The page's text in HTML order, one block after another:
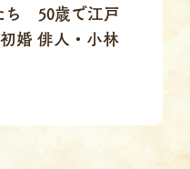
ち 50歳で江戸
婚 俳人・小林